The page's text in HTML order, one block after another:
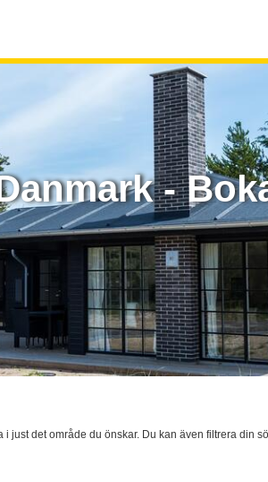
-
just det område du önskar. Du kan även filtrera din